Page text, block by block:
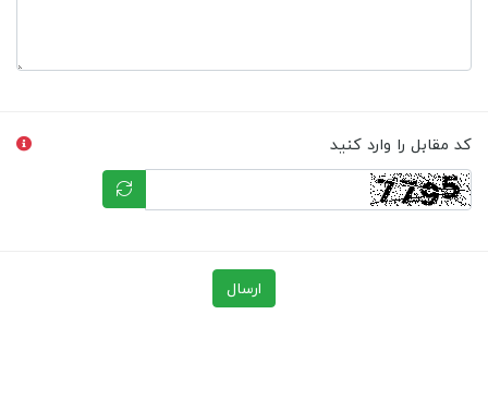
کد مقابل را وارد کنید
ارسال